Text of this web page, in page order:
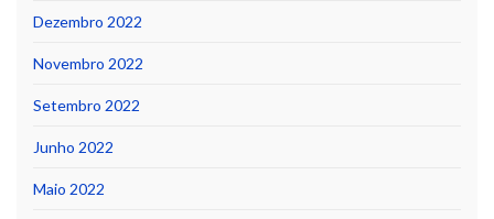
Dezembro 2022
Novembro 2022
Setembro 2022
Junho 2022
Maio 2022